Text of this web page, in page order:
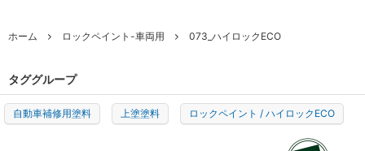
ホーム ロックペイント-車両用 073_ハイロックECO
タググループ
自動車補修用塗料 上塗塗料 ロックペイント / ハイロックECO